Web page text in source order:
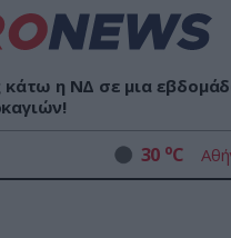
κάτω η ΝΔ σε μια
30 oC